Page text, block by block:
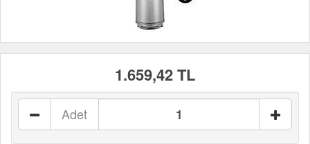
1.659,42 TL
Adet